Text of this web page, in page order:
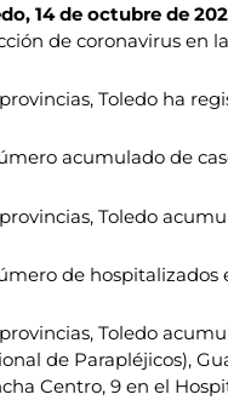
14 de octubre de
de coronavirus en
Toledo ha
acumulado de
Toledo
de hospitalizados
Toledo
de Parapléjicos),
Centro, 9 en el